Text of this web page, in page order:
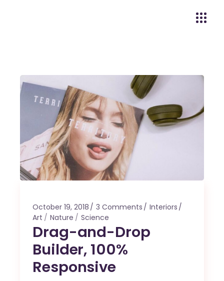
October 19, 2018 3 Comments
Interiors
Art
Nature Science
Drag-and-Drop
Builder, 100%
Responsive